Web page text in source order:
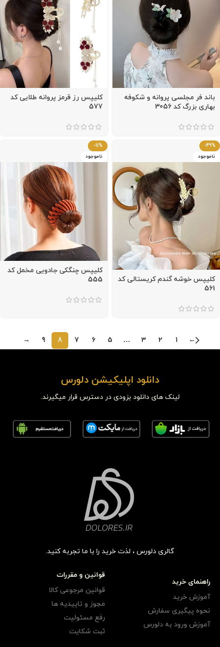
باند فر مجلسی پروانه و شکوفه
بهاری بزرگ کد 3056
کلیپس رز قرمز پروانه طلایی کد
577
-49%
ناموجود
کلیپس خوشه گندم کریستالی کد
561
-11%
ناموجود
کلیپس چنگکی جادویی مخمل کد
555
←
1
2
3
…
5
6
7
8
9
→
دانلود اپلیکیشن دلورس
لینک های دانلود بزودی در دسترس قرار میگیرند.
گالری دلورس ، لذت خرید را با ما تجربه کنید.
راهنمای خرید
آموزش خرید
نحوه پیگیری سفارش
آموزش ورود به دلورس
قوانین و مقررات
قوانین مرجوعی کالا
مجوز و تاییدیه ها
رفع مسئولیت
ثبت شکایت